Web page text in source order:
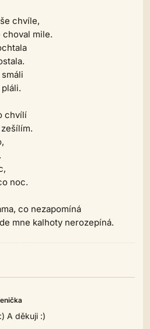
chvíle,
choval mile.
chvílí
noc.
co nezapomíná
mne kalhoty nerozepíná.
A děkuji :)